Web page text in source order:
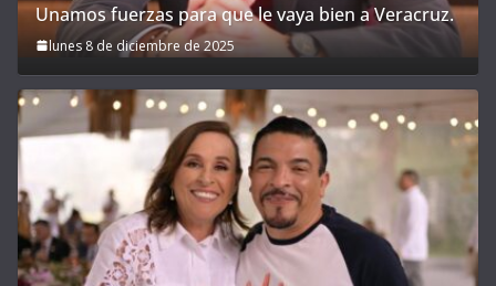
Unamos fuerzas para que le vaya bien a Veracruz.
lunes 8 de diciembre de 2025